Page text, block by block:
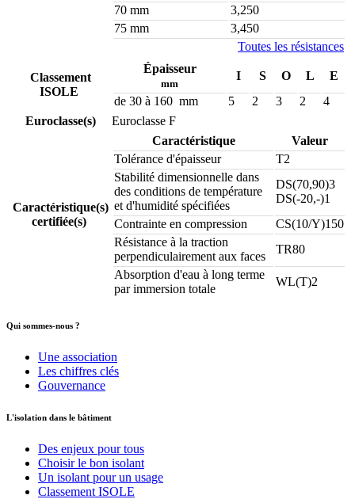
70 mm
3,250
75 mm
3,450
Toutes les résistances
Classement
ISOLE
Épaisseur
mm
I S O L
E
de 30 à 160 mm
5 2 3 2
4
Euroclasse(s)
Euroclasse F
Caractéristique(s)
certifiée(s)
Caractéristique
Valeur
Tolérance d'épaisseur
T2
Stabilité dimensionnelle dans
des conditions de température
et d'humidité spécifiées
DS(70,90)3
DS(-20,-)1
Contrainte en compression
CS(10/Y)150
Résistance à la traction
perpendiculairement aux faces
TR80
Absorption d'eau à long terme
par immersion totale
WL(T)2
Qui sommes-nous ?
Une association
Les chiffres clés
Gouvernance
L'isolation dans le bâtiment
Des enjeux pour tous
Choisir le bon isolant
Un isolant pour un usage
Classement ISOLE